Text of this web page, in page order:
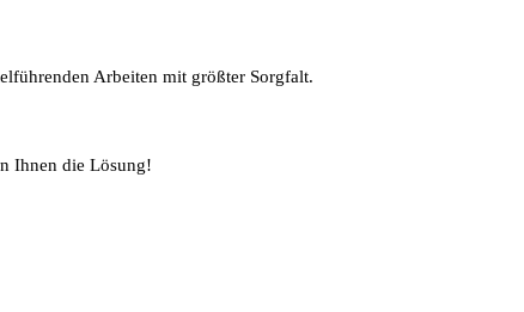
Arbeiten mit größter Sorgfalt.
Ihnen die Lösung!